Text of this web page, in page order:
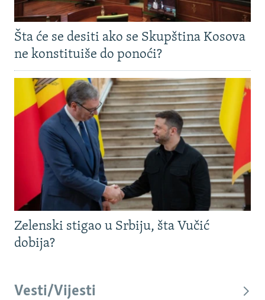
Šta će se desiti ako se Skupština Kosova
ne konstituiše do ponoći?
Zelenski stigao u Srbiju, šta Vučić
dobija?
Vesti/Vijesti